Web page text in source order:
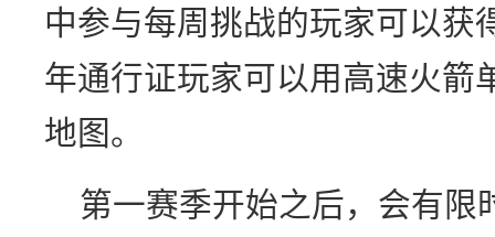
中参与每周挑战的玩家可以获
年通行证玩家可以用高速火箭
地图。
第一赛季开始之后，会有限